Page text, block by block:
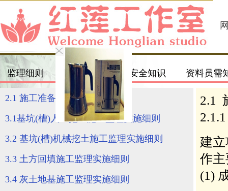
监理细则 合同范本 安全知识 资料员需
2.1 施工准备阶段监理实施细则
3.1基坑(槽)人工挖土施工监理实施细则
3.2 基坑(槽)机械挖土施工监理实施细则
3.3 土方回填施工监理实施细则
3.4 灰土地基施工监理实施细则